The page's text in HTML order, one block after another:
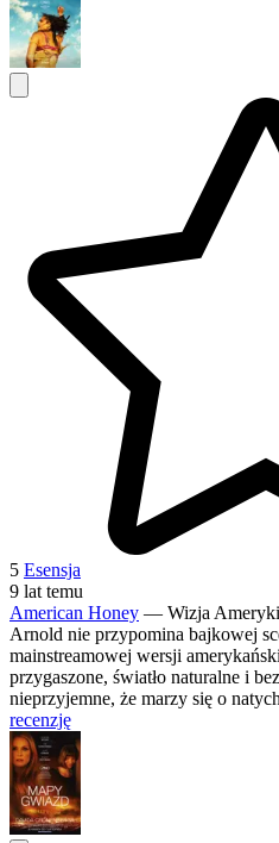
5 Esensja
9 lat temu
American Honey — Wizja Ameryki
Arnold nie przypomina bajkowej
mainstreamowej wersji
przygaszone, światło naturalne i
nieprzyjemne, że marzy się o
recenzję